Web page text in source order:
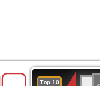
Top 10